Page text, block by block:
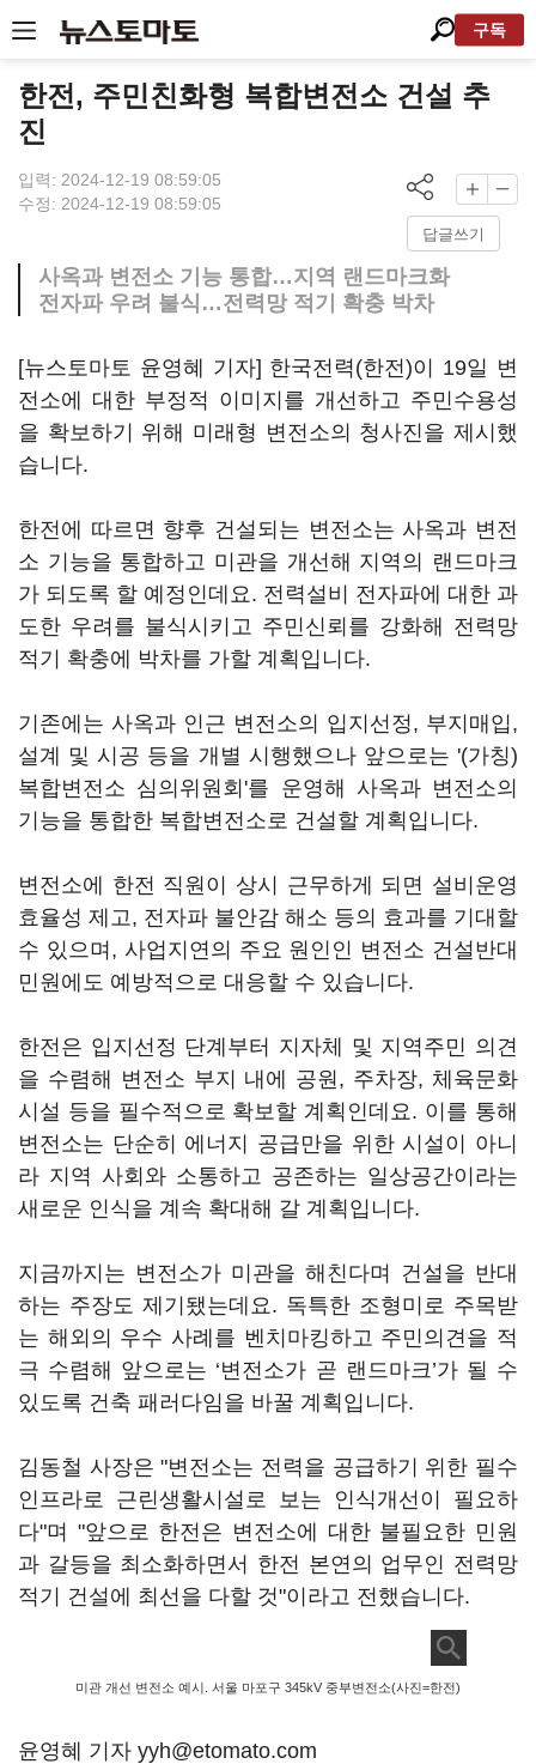
구독
한전, 주민친화형 복합변전소 건설 추
진
입력: 2024-12-19 08:59:05
수정: 2024-12-19 08:59:05
답글쓰기
사옥과 변전소 기능 통합…지역 랜드마크화
전자파 우려 불식…전력망 적기 확충 박차
[뉴스토마토 윤영혜 기자] 한국전력(한전)이 19일 변
전소에 대한 부정적 이미지를 개선하고 주민수용성
을 확보하기 위해 미래형 변전소의 청사진을 제시했
습니다.
한전에 따르면 향후 건설되는 변전소는 사옥과 변전
소 기능을 통합하고 미관을 개선해 지역의 랜드마크
가 되도록 할 예정인데요. 전력설비 전자파에 대한 과
도한 우려를 불식시키고 주민신뢰를 강화해 전력망
적기 확충에 박차를 가할 계획입니다.
기존에는 사옥과 인근 변전소의 입지선정, 부지매입,
설계 및 시공 등을 개별 시행했으나 앞으로는 '(가칭)
복합변전소 심의위원회'를 운영해 사옥과 변전소의
기능을 통합한 복합변전소로 건설할 계획입니다.
변전소에 한전 직원이 상시 근무하게 되면 설비운영
효율성 제고, 전자파 불안감 해소 등의 효과를 기대할
수 있으며, 사업지연의 주요 원인인 변전소 건설반대
민원에도 예방적으로 대응할 수 있습니다.
한전은 입지선정 단계부터 지자체 및 지역주민 의견
을 수렴해 변전소 부지 내에 공원, 주차장, 체육문화
시설 등을 필수적으로 확보할 계획인데요. 이를 통해
변전소는 단순히 에너지 공급만을 위한 시설이 아니
라 지역 사회와 소통하고 공존하는 일상공간이라는
새로운 인식을 계속 확대해 갈 계획입니다.
지금까지는 변전소가 미관을 해친다며 건설을 반대
하는 주장도 제기됐는데요. 독특한 조형미로 주목받
는 해외의 우수 사례를 벤치마킹하고 주민의견을 적
극 수렴해 앞으로는 ‘변전소가 곧 랜드마크’가 될 수
있도록 건축 패러다임을 바꿀 계획입니다.
김동철 사장은 "변전소는 전력을 공급하기 위한 필수
인프라로 근린생활시설로 보는 인식개선이 필요하
다"며 "앞으로 한전은 변전소에 대한 불필요한 민원
과 갈등을 최소화하면서 한전 본연의 업무인 전력망
적기 건설에 최선을 다할 것"이라고 전했습니다.
미관 개선 변전소 예시. 서울 마포구 345kV 중부변전소(사진=한전)
윤영혜 기자 yyh@etomato.com